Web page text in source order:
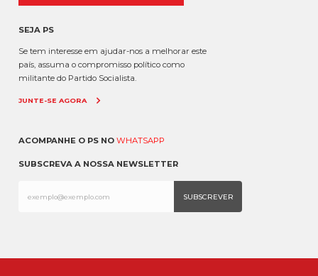
SEJA PS
Se tem interesse em ajudar-nos a melhorar este
país, assuma o compromisso político como
militante do Partido Socialista.
JUNTE-SE AGORA
ACOMPANHE O PS NO WHATSAPP
SUBSCREVA A NOSSA NEWSLETTER